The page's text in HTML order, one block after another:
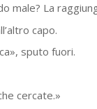
male? La
capo.
sputo fuori.
cercate.»